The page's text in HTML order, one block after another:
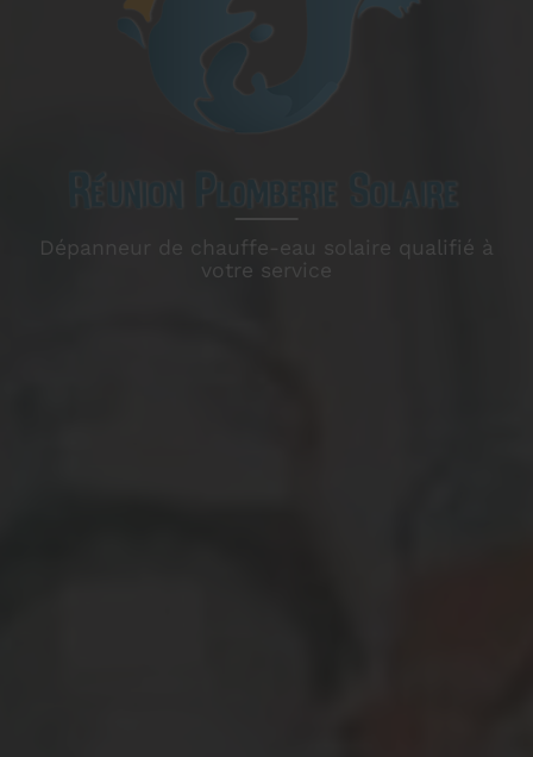
Dépanneur de chauffe-eau solaire qualifié à
votre service